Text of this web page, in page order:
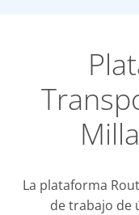
La plataforma
de trabajo de